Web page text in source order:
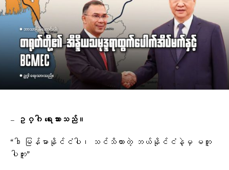
– ဥဂ္ဂါ ရေးသားသည်။
“ဒါ မြန်မာနိုင်ငံပါ၊ သင်သိထားတဲ့ ဘယ်နိုင်ငံနဲ့မှ မတူ
ပါဘူး”